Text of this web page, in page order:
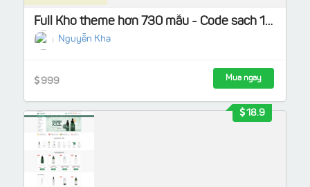
Full Kho theme hơn 730 mẫu - Code sach 100%, Tặng kho Plugin Pro
Nguyễn Kha
999 Mua ngay
18.9